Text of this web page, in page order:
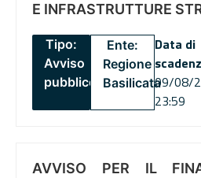
E INFRASTRUTTURE
Tipo:
Avviso
pubblico
Ente:
Regione
Basilicata
Data di
09/08/
23:59
AVVISO PER IL